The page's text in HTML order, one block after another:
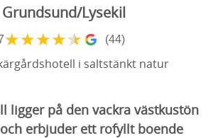
Grundsund/Lysekil
★★★★★ (44)
i saltstänkt natur
ligger på den vackra västkustön
erbjuder ett rofyllt boende